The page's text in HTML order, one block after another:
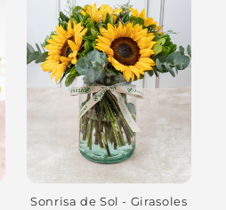
Sonrisa de Sol - Girasoles